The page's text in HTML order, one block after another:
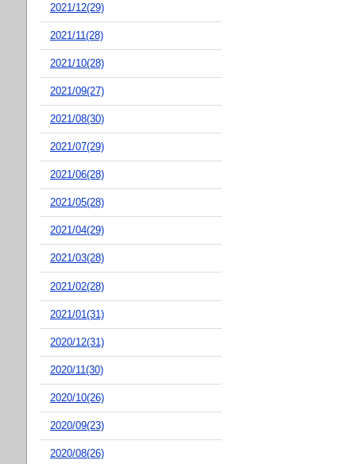
2021/12(29)
2021/11(28)
2021/10(28)
2021/09(27)
2021/08(30)
2021/07(29)
2021/06(28)
2021/05(28)
2021/04(29)
2021/03(28)
2021/02(28)
2021/01(31)
2020/12(31)
2020/11(30)
2020/10(26)
2020/09(23)
2020/08(26)